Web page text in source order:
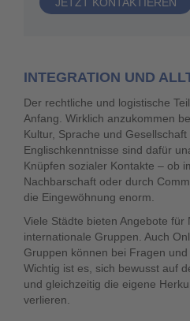
INTEGRATION UND
Der rechtliche und logistische
Anfang. Wirklich anzukommen
Kultur, Sprache und
Englischkenntnisse sind dafür
Knüpfen sozialer Kontakte – ob
Nachbarschaft oder durch
die Eingewöhnung enorm.
Viele Städte bieten Angebote für
internationale Gruppen. Auch
Gruppen können bei Fragen und
Wichtig ist es, sich bewusst auf
und gleichzeitig die eigene
verlieren.